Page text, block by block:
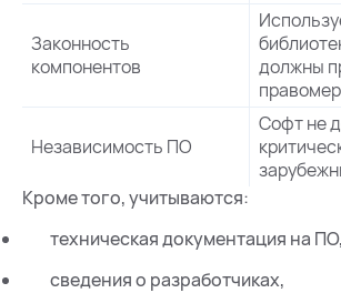
Законность
компонентов
должны
Независимость ПО
Софт не
Кроме того, учитываются:
техническая документация на ПО,
сведения о разработчиках,